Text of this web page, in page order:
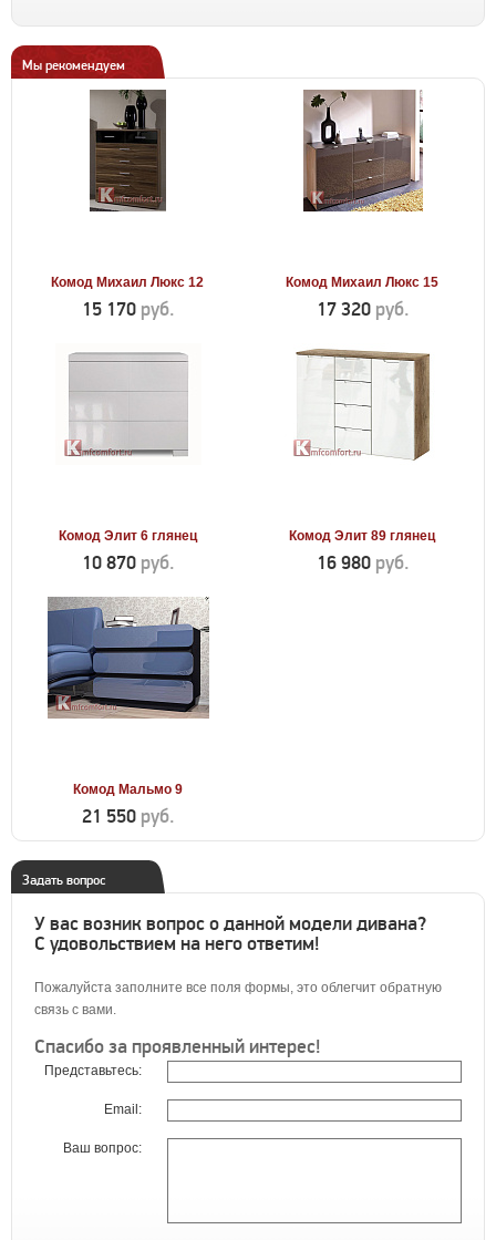
Мы рекомендуем
Комод Михаил Люкс 12
15 170 руб.
Комод Михаил Люкс 15
17 320 руб.
Комод Элит 6 глянец
10 870 руб.
Комод Элит 89 глянец
16 980 руб.
Комод Мальмо 9
21 550 руб.
Задать вопрос
У вас возник вопрос о данной модели дивана?
С удовольствием на него ответим!
Пожалуйста заполните все поля формы, это облегчит обратную
связь с вами.
Спасибо за проявленный интерес!
Представьтесь:
Email:
Ваш вопрос: